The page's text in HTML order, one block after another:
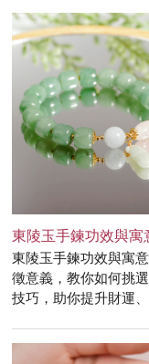
東陵玉手鍊功效與
東陵玉手鍊功效與寓
徵意義，教你如何挑
技巧，助你提升財運